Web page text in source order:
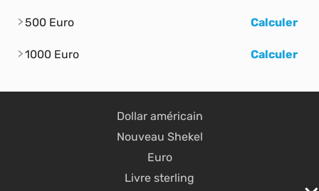
500 Euro Calculer
1000 Euro Calculer
Dollar américain
Nouveau Shekel
Euro
Livre sterling